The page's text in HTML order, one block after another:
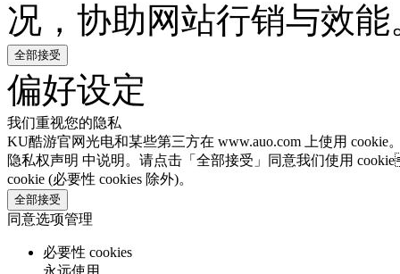
况，协助网站行销与效
全部接受
偏好设定
我们重视您的隐私
KU酷游官网光电和某些第三方在 www.auo.com 上使用 cookie。
隐私权声明 中说明。请点击「全部接受」同意我们使用
cookie (必要性 cookies 除外)。
全部接受
同意选项管理
必要性 cookies